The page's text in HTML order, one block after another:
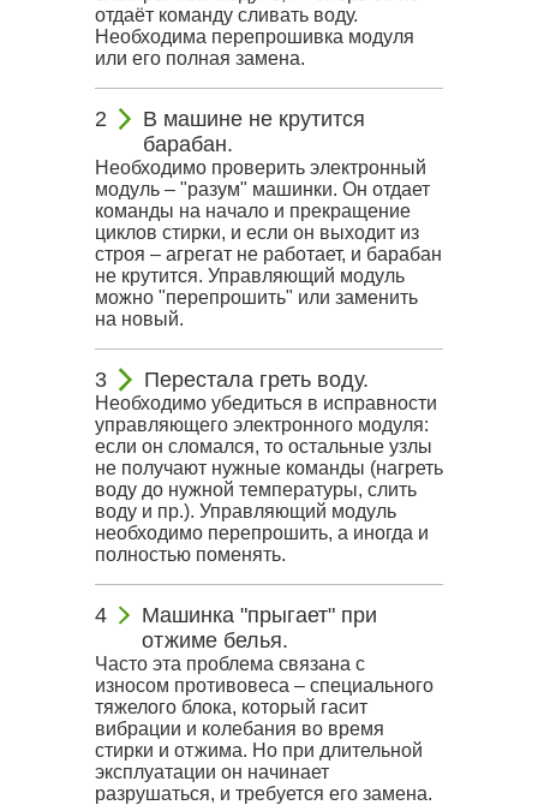
отдаёт команду сливать воду.
Необходима перепрошивка модуля
или его полная замена.
В машине не крутится
барабан.
Необходимо проверить электронный
модуль – "разум" машинки. Он отдает
команды на начало и прекращение
циклов стирки, и если он выходит из
строя – агрегат не работает, и барабан
не крутится. Управляющий модуль
можно "перепрошить" или заменить
на новый.
Перестала греть воду.
Необходимо убедиться в исправности
управляющего электронного модуля:
если он сломался, то остальные узлы
не получают нужные команды (нагреть
воду до нужной температуры, слить
воду и пр.). Управляющий модуль
необходимо перепрошить, а иногда и
полностью поменять.
Машинка "прыгает" при
отжиме белья.
Часто эта проблема связана с
износом противовеса – специального
тяжелого блока, который гасит
вибрации и колебания во время
стирки и отжима. Но при длительной
эксплуатации он начинает
разрушаться, и требуется его замена.